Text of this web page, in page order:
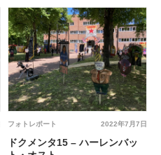
2022年7月7日
フォトレポート
ドクメンタ15 – ハーレンバッ